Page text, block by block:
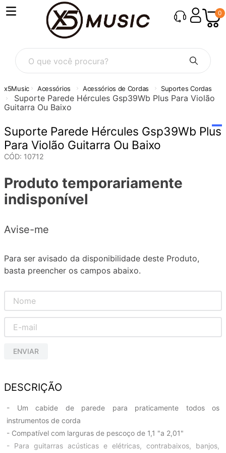
0
O que você procura?
Acessórios Acessórios de Cordas Suportes Cordas
Suporte Parede Hércules Gsp39Wb Plus Para Violão
Guitarra Ou Baixo
Suporte Parede Hércules Gsp39Wb Plus
Para Violão Guitarra Ou Baixo
CÓD: 10712
Produto temporariamente
indisponível
Avise-me
Para ser avisado da disponibilidade deste Produto,
basta preencher os campos abaixo.
ENVIAR
DESCRIÇÃO
- Um cabide de parede para praticamente todos os
instrumentos de corda
- Compatível com larguras de pescoço de 1,1 "a 2,01"
- Para guitarras acústicas e elétricas, contrabaixos, banjos,